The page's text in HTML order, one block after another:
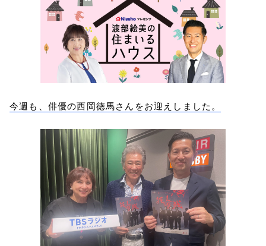
今週も、俳優の西岡徳馬さんをお迎えしました。